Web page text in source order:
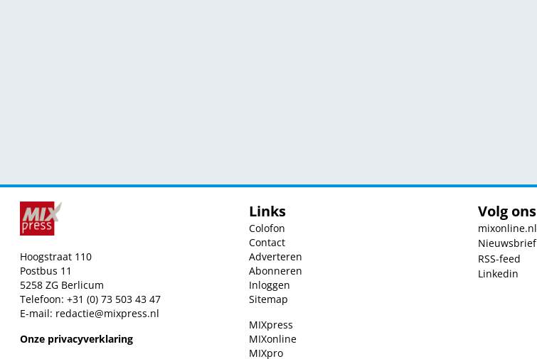
Hoogstraat 110
Postbus 11
5258 ZG Berlicum
Telefoon: +31 (0) 73 503 43 47
E-mail: redactie@mixpress.nl
Onze privacyverklaring
Links
Colofon
Contact
Adverteren
Abonneren
Inloggen
Sitemap
MIXpress
MIXonline
MIXpro
Volg ons
mixonline.nl
Nieuwsbrief
RSS-feed
Linkedin